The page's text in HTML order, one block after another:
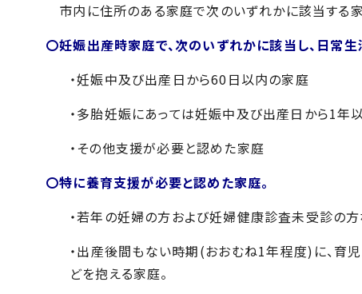
市内に住所のある家庭で次のいずれかに該当する家
〇妊娠出産時家庭で、次のいずれかに該当し、日常
・妊娠中及び出産日から60日以内の家庭
・多胎妊娠にあっては妊娠中及び出産日から1年
・その他支援が必要と認めた家庭
〇特に養育支援が必要と認めた家庭。
・若年の妊婦の方および妊婦健康診査未受診の
・出産後間もない時期(おおむね1年程度)に、育
どを抱える家庭。